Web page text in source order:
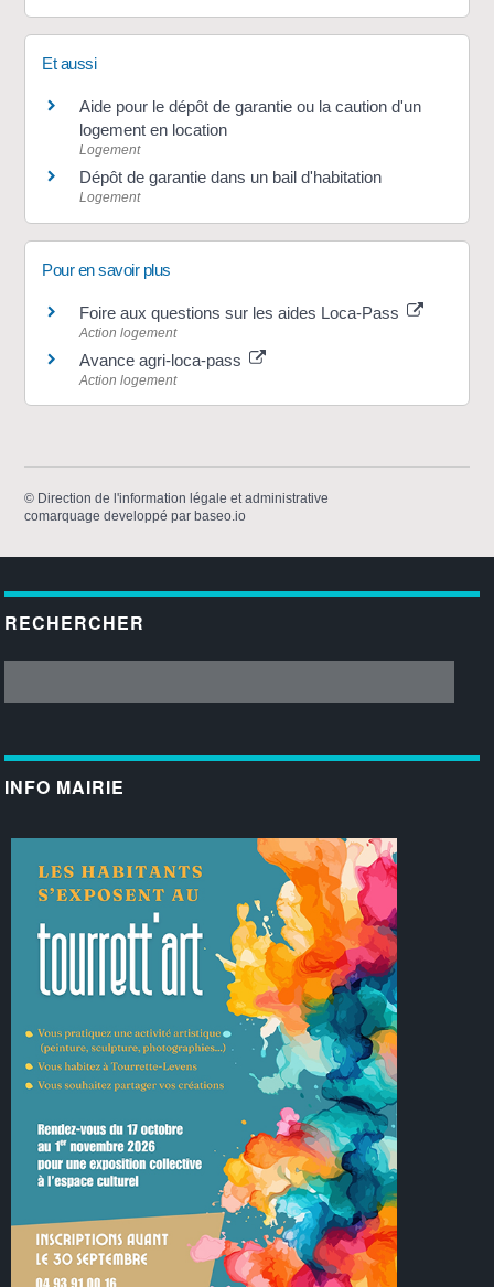
Et aussi
Aide pour le dépôt de garantie ou la caution d'un
logement en location
Logement
Dépôt de garantie dans un bail d'habitation
Logement
Pour en savoir plus
Foire aux questions sur les aides Loca-Pass
Action logement
Avance agri-loca-pass
Action logement
© Direction de l'information légale et administrative
comarquage developpé parbaseo.io
RECHERCHER
INFO MAIRIE